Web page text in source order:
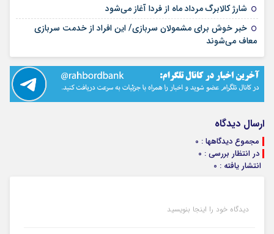
شارژ کالابرگ مرداد ماه از فردا آغاز می‌شود
خبر خوش برای مشمولان سربازی/ این افراد از خدمت سربازی
معاف می‌شوند
ارسال دیدگاه
مجموع دیدگاهها : 0
در انتظار بررسی : 0
انتشار یافته : 0
دیدگاه خود را اینجا بنویسید